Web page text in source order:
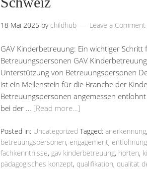
18 Mai 2025 by childhub Leave a Comment
GAV Kinderbetreuung: Ein wichtiger
Betreuungspersonen GAV
Unterstützung von Betreuungspersonen
ist ein Meilenstein für die Branche der
Betreuungspersonen angemessen
bei der … [Read more…]
Posted in: Uncategorized Tagged: anerkennung,
betreuungspersonen, engagement, entlohnung
fachkenntnisse, gav kinderbetreuung, horten,
pädagogisches konzept, qualifikation, qualität